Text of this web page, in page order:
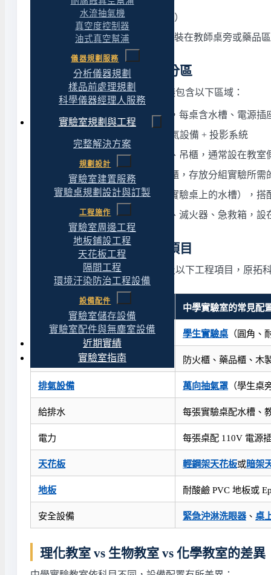
水流抽氣機
真空度控制器
油式真空幫浦
儀器規劃服務
分析儀器規劃
樣品前處理規劃
科學儀器經理人服務
實驗室規劃與工程
完整解決方案
規劃設計
實驗室建置服務
實驗桌規劃設計與訂製
工程施作
實驗室周邊工程
地板鋪設工程
天花板工程
隔間工程
環境汙染防治工程設備
設備配件
實驗室儲存設備
實驗室配件與無塵室設備
近期實績
實驗室指南
→顯微鏡櫃 （防潮防塵）
常用試劑→壁式藥品吊櫃 （安裝在教師桌旁或藥品
中學學生實驗室的空間分區
一間功能完整的中學實驗教室建議包含以下區域：
學生操作區 ：配置 學生實驗桌
，每桌含水槽、電源插
：教師示範桌 + 排氣設備 + 投影系統
：防火櫃、藥品櫃、吊櫃，通常設在教室
器材存放區：置物櫃、顯微鏡櫃，存放分組實驗所需
洗滌區：獨立洗滌槽（或利用實驗桌上的水槽），搭
安全設備區：緊急沖淋洗眼器 、滅火器、急救箱，設
中學學生實驗室的工程項目
一間中學實驗教室的建置通常涉及以下工程項目，原拓
中學實驗室的常見配
實驗桌 學生實驗桌 （圓角、
防火櫃、藥品櫃、木
排氣設備 萬向抽氣罩 （學生桌
給排水 每張實驗桌配水槽、
電力 每張桌配 110V 電源
天花板 輕鋼架天花板或暗架
地板 耐酸鹼 PVC 地板或
安全設備 緊急沖淋洗眼器 、 桌
理化教室 vs 生物教室 vs 化學教室的差異